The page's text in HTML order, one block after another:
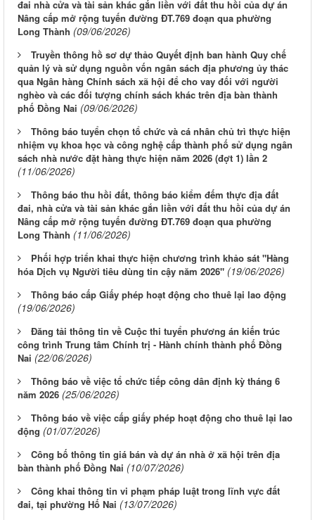
đai nhà cửa và tài sản khác gắn liền với đất thu hồi của dự án
Nâng cấp mở rộng tuyến đường ĐT.769 đoạn qua phường
Long Thành (09/06/2026)
Truyền thông hồ sơ dự thảo Quyết định ban hành Quy chế
quản lý và sử dụng nguồn vốn ngân sách địa phương ủy thác
qua Ngân hàng Chính sách xã hội để cho vay đối với người
nghèo và các đối tượng chính sách khác trên địa bàn thành
phố Đồng Nai (09/06/2026)
Thông báo tuyển chọn tổ chức và cá nhân chủ trì thực hiện
nhiệm vụ khoa học và công nghệ cấp thành phố sử dụng ngân
sách nhà nước đặt hàng thực hiện năm 2026 (đợt 1) lần 2
(11/06/2026)
Thông báo thu hồi đất, thông báo kiểm đếm thực địa đất
đai, nhà cửa và tài sản khác gắn liền với đất thu hồi của dự án
Nâng cấp mở rộng tuyến đường ĐT.769 đoạn qua phường
Long Thành (11/06/2026)
Phối hợp triển khai thực hiện chương trình khảo sát "Hàng
hóa Dịch vụ Người tiêu dùng tin cậy năm 2026" (19/06/2026)
Thông báo cấp Giấy phép hoạt động cho thuê lại lao động
(19/06/2026)
Đăng tải thông tin về Cuộc thi tuyển phương án kiến trúc
công trình Trung tâm Chính trị - Hành chính thành phố Đồng
Nai (22/06/2026)
Thông báo về việc tổ chức tiếp công dân định kỳ tháng 6
năm 2026 (25/06/2026)
Thông báo về việc cấp giấy phép hoạt động cho thuê lại lao
động (01/07/2026)
Công bố thông tin giá bán và dự án nhà ở xã hội trên địa
bàn thành phố Đồng Nai (10/07/2026)
Công khai thông tin vi phạm pháp luật trong lĩnh vực đất
đai, tại phường Hố Nai (13/07/2026)